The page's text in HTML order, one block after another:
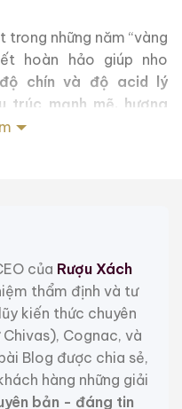
trong những năm “vàng
hoàn hảo giúp nho
độ chín và độ acid lý
trúc mạnh mẽ, hương
hoàn hảo
gỗ sồi Pháp mới
tạo nên từ quy trình
của Rượu Xách
thẩm định và tư
kiến thức chuyên
Cognac, và
Blog được chia sẻ,
hàng những giải
bản - đáng tin